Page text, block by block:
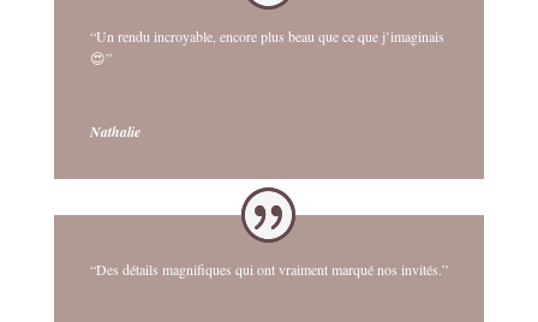
“Un rendu incroyable, encore plus beau que ce que j’imaginais
😍”
Nathalie
“Des détails magnifiques qui ont vraiment marqué nos invités.”